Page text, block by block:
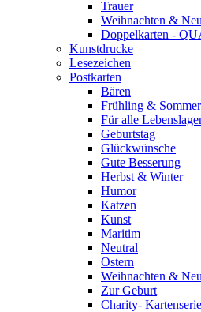
Trauer
Weihnachten &
Doppelkarten -
Kunstdrucke
Lesezeichen
Postkarten
Bären
Frühling & Sommer
Für alle
Geburtstag
Glückwünsche
Gute Besserung
Herbst & Winter
Humor
Katzen
Kunst
Maritim
Neutral
Ostern
Weihnachten &
Zur Geburt
Charity- Kartenserie